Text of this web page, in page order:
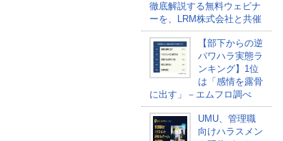
徹底解説する無料ウェビナ
ーを、LRM株式会社と共催
【部下からの逆
パワハラ実態ラ
ンキング】1位
は「感情を露骨
に出す」－エムフロ調べ
UMU、管理職
向けハラスメン